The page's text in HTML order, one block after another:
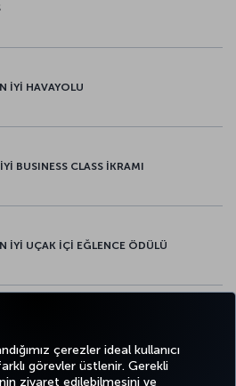
çerezler ideal kullanıcı
görevler üstlenir. Gerekli
ziyaret edilebilmesini ve
İYİ HAVAYOLU
BUSINESS CLASS İKRAMI
İYİ UÇAK İÇİ EĞLENCE ÖDÜLÜ